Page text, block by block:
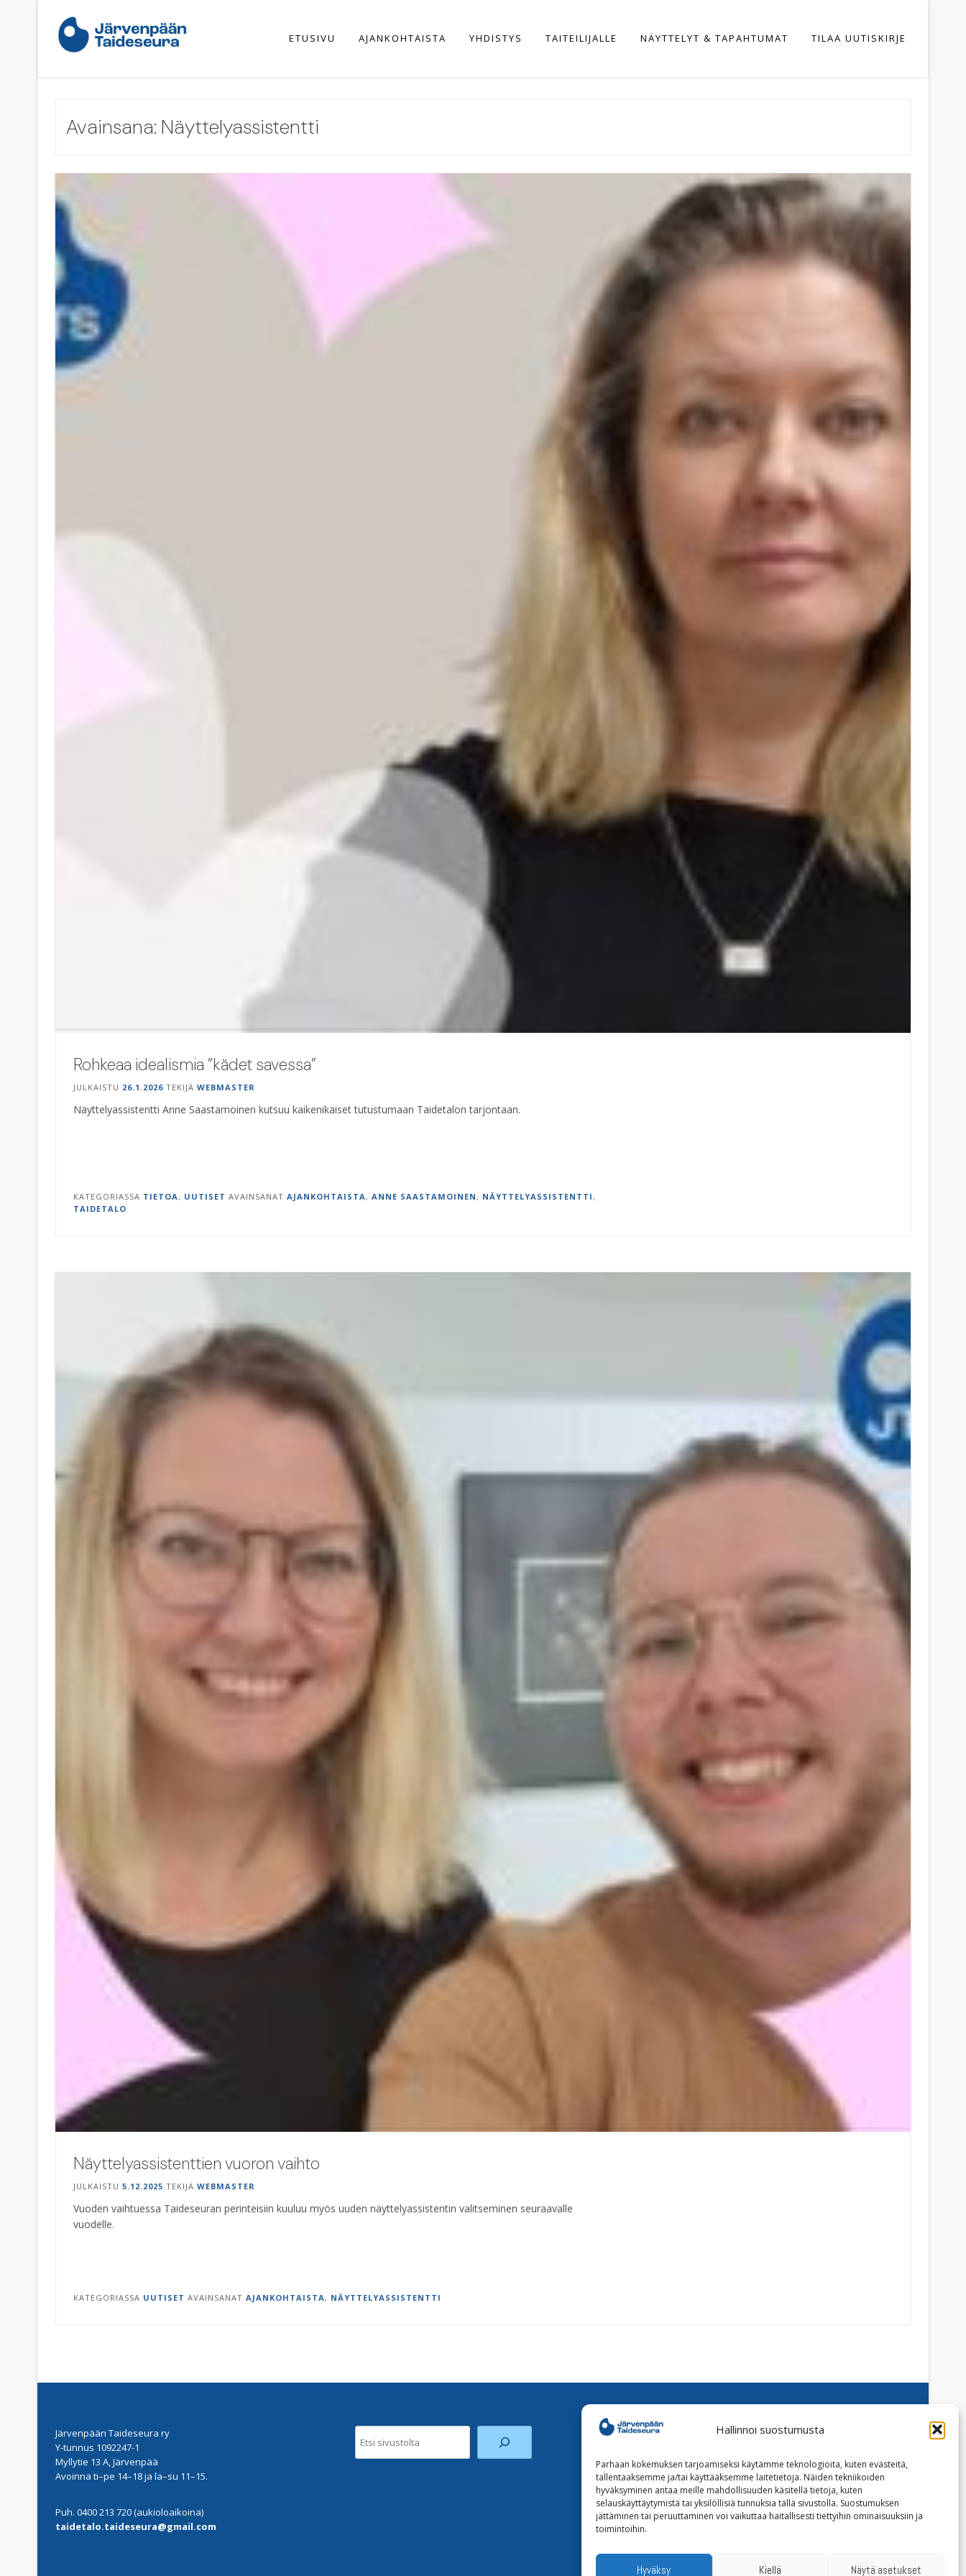
Hallinnoi suostumusta
Parhaan kokemuksen tarjoamiseksi käytämme teknologioita, kuten evästeitä,
tallentaaksemme ja/tai käyttääksemme laitetietoja. Näiden tekniikoiden
hyväksyminen antaa meille mahdollisuuden käsitellä tietoja, kuten
selauskäyttäytymistä tai yksilöllisiä tunnuksia tällä sivustolla. Suostumuksen
jättäminen tai peruuttaminen voi vaikuttaa haitallisesti tiettyihin ominaisuuksiin ja
toimintoihin.
Hyväksy Kiellä Näytä asetukset
ETUSIVU AJANKOHTAISTA YHDISTYS TAITEILIJALLE NÄYTTELYT & TAPAHTUMAT TILAA UUTISKIRJE
Avainsana: Näyttelyassistentti
Rohkeaa idealismia ”kädet savessa”
JULKAISTU 26.1.2026 TEKIJÄ WEBMASTER
Näyttelyassistentti Anne Saastamoinen kutsuu kaikenikäiset tutustumaan Taidetalon tarjontaan.
KATEGORIASSA TIETOA, UUTISET AVAINSANAT AJANKOHTAISTA, ANNE SAASTAMOINEN, NÄYTTELYASSISTENTTI,
TAIDETALO
Näyttelyassistenttien vuoron vaihto
JULKAISTU 5.12.2025 TEKIJÄ WEBMASTER
Vuoden vaihtuessa Taideseuran perinteisiin kuuluu myös uuden näyttelyassistentin valitseminen seuraavalle
vuodelle.
KATEGORIASSA UUTISET AVAINSANAT AJANKOHTAISTA, NÄYTTELYASSISTENTTI
Järvenpään Taideseura ry
Y-tunnus 1092247-1
Myllytie 13 A, Järvenpää
Avoinna ti–pe 14–18 ja la–su 11–15.
Puh. 0400 213 720 (aukioloaikoina)
taidetalo.taideseura@gmail.com
Tilaa uutiskirje
Tietoja evästeistä